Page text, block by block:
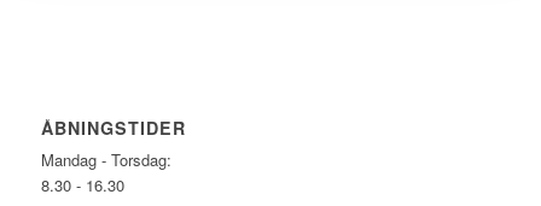
ÅBNINGSTIDER
Mandag - Torsdag:
8.30 - 16.30